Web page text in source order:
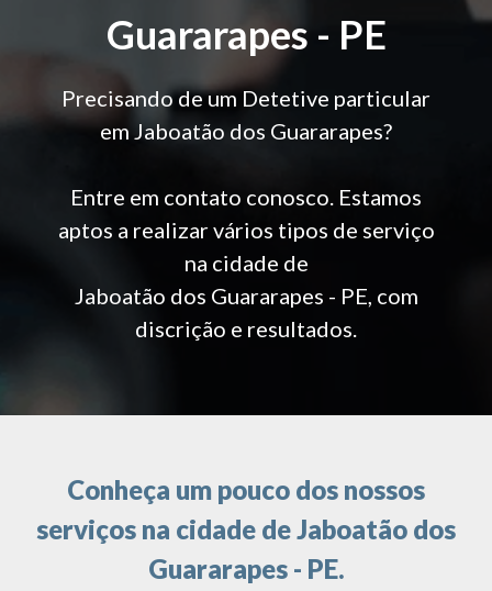
Guararapes - PE
Precisando de um Detetive particular
em Jaboatão dos Guararapes?
Entre em contato conosco. Estamos
aptos a realizar vários tipos de serviço
na cidade de
Jaboatão dos Guararapes - PE, com
discrição e resultados.
Conheça um pouco dos nossos
serviços na cidade de Jaboatão dos
Guararapes - PE.